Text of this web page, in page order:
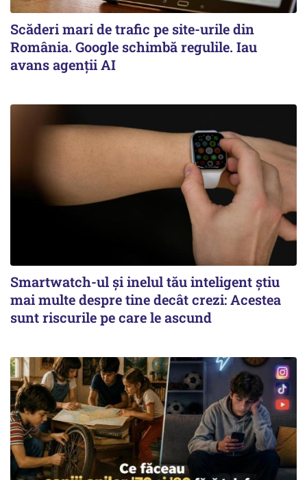
Scăderi mari de trafic pe site-urile din
România. Google schimbă regulile. Iau
avans agenții AI
Smartwatch-ul și inelul tău inteligent știu
mai multe despre tine decât crezi: Acestea
sunt riscurile pe care le ascund